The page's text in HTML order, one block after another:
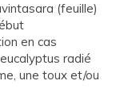
(feuille)
en cas
radié
une toux et/ou